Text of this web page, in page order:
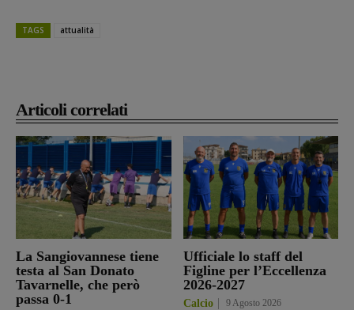
Articoli correlati
La Sangiovannese tiene
testa al San Donato
Tavarnelle, che però
passa 0-1
Ufficiale lo staff del
Figline per l’Eccellenza
2026-2027
Calcio 9 Agosto 2026
TAGS attualità